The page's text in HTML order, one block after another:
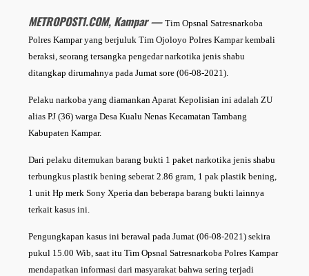
METROPOST1.COM, Kampar — Tim Opsnal Satresnarkoba
Polres Kampar yang berjuluk Tim Ojoloyo Polres Kampar kembali
beraksi, seorang tersangka pengedar narkotika jenis shabu
ditangkap dirumahnya pada Jumat sore (06-08-2021).
Pelaku narkoba yang diamankan Aparat Kepolisian ini adalah ZU
alias PJ (36) warga Desa Kualu Nenas Kecamatan Tambang
Kabupaten Kampar.
Dari pelaku ditemukan barang bukti 1 paket narkotika jenis shabu
terbungkus plastik bening seberat 2.86 gram, 1 pak plastik bening,
1 unit Hp merk Sony Xperia dan beberapa barang bukti lainnya
terkait kasus ini.
Pengungkapan kasus ini berawal pada Jumat (06-08-2021) sekira
pukul 15.00 Wib, saat itu Tim Opsnal Satresnarkoba Polres Kampar
mendapatkan informasi dari masyarakat bahwa sering terjadi